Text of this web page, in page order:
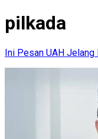
pilkada
Ini Pesan UAH